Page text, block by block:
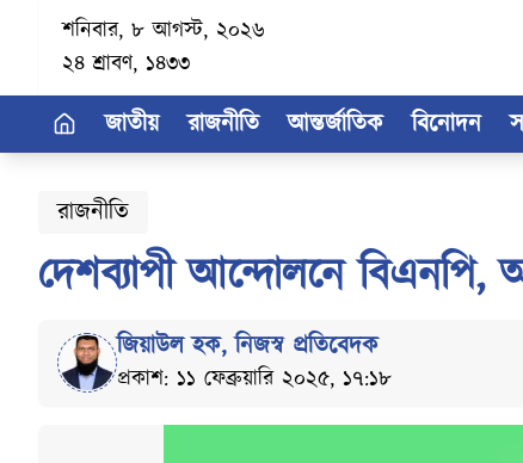
শনিবার, ৮ আগস্ট, ২০২৬
২৪ শ্রাবণ, ১৪৩৩
জাতীয় রাজনীতি আন্তর্জাতিক বিনোদন
রাজনীতি
দেশব্যাপী আন্দোলনে
জিয়াউল হক,নিজস্ব প্রতিবেদক
প্রকাশ: ১১ ফেব্রুয়ারি ২০২৫, ১৭:১৮